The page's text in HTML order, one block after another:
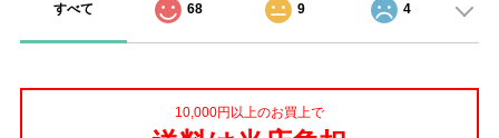
すべて 68 9 4
10,000円以上のお買上で